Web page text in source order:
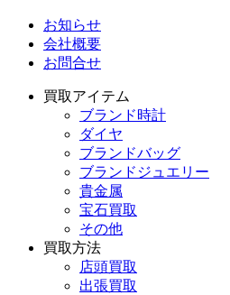
お知らせ
会社概要
お問合せ
買取アイテム
ブランド時計
ダイヤ
ブランドバッグ
ブランドジュエリー
貴金属
宝石買取
その他
買取方法
店頭買取
出張買取